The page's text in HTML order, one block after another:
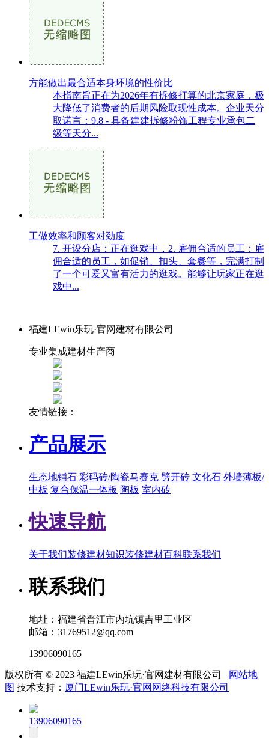
方能做出最合适本身环境的性价比
本指南旨正在为2026年有拆修打算的北京家庭，极
大降低了消费者的后期风险取现性成本。企业天分
取诺言：9.8 - 具备建建拆修粉饰工程专业承包二
级等天分...
工做效率和顾客对劲度
7. 开设分店：正在逛戏中，2. 雇佣合适的员工：雇
佣合适的员工，如促销、扣头、套餐等，完满打制
了一个可爱又富有活力的逛戏。能够让玩家正在逛
戏中...
福建LEwin乐玩·官网建材有限公司
专业集成建材生产商
友情链接：
产品展示
生态地铺石 彩码砖/陶瓷马赛克 劈开砖 文化石 外墙薄板/
中板 复合保温一体板 陶板 室内砖
快速导航
关于我们装修建材知识装修建材百科联系我们
联系我们
地址：福建省晋江市内坑镇吉里工业区
邮箱：31769512@qq.com
13906090165
版权所有 © 2023 福建LEwin乐玩·官网建材有限公司
网站地
图 技术支持： 厦门LEwin乐玩·官网网络科技有限公司
13906090165